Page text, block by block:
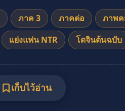
ภาค 3 ภาคต่อ ภาพ
แย่งแฟน NTR โดจินต้นฉบับ
เก็บไว้อ่าน